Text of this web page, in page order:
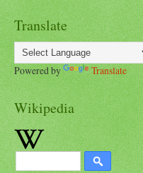
Translate
Powered by Translate
Wikipedia